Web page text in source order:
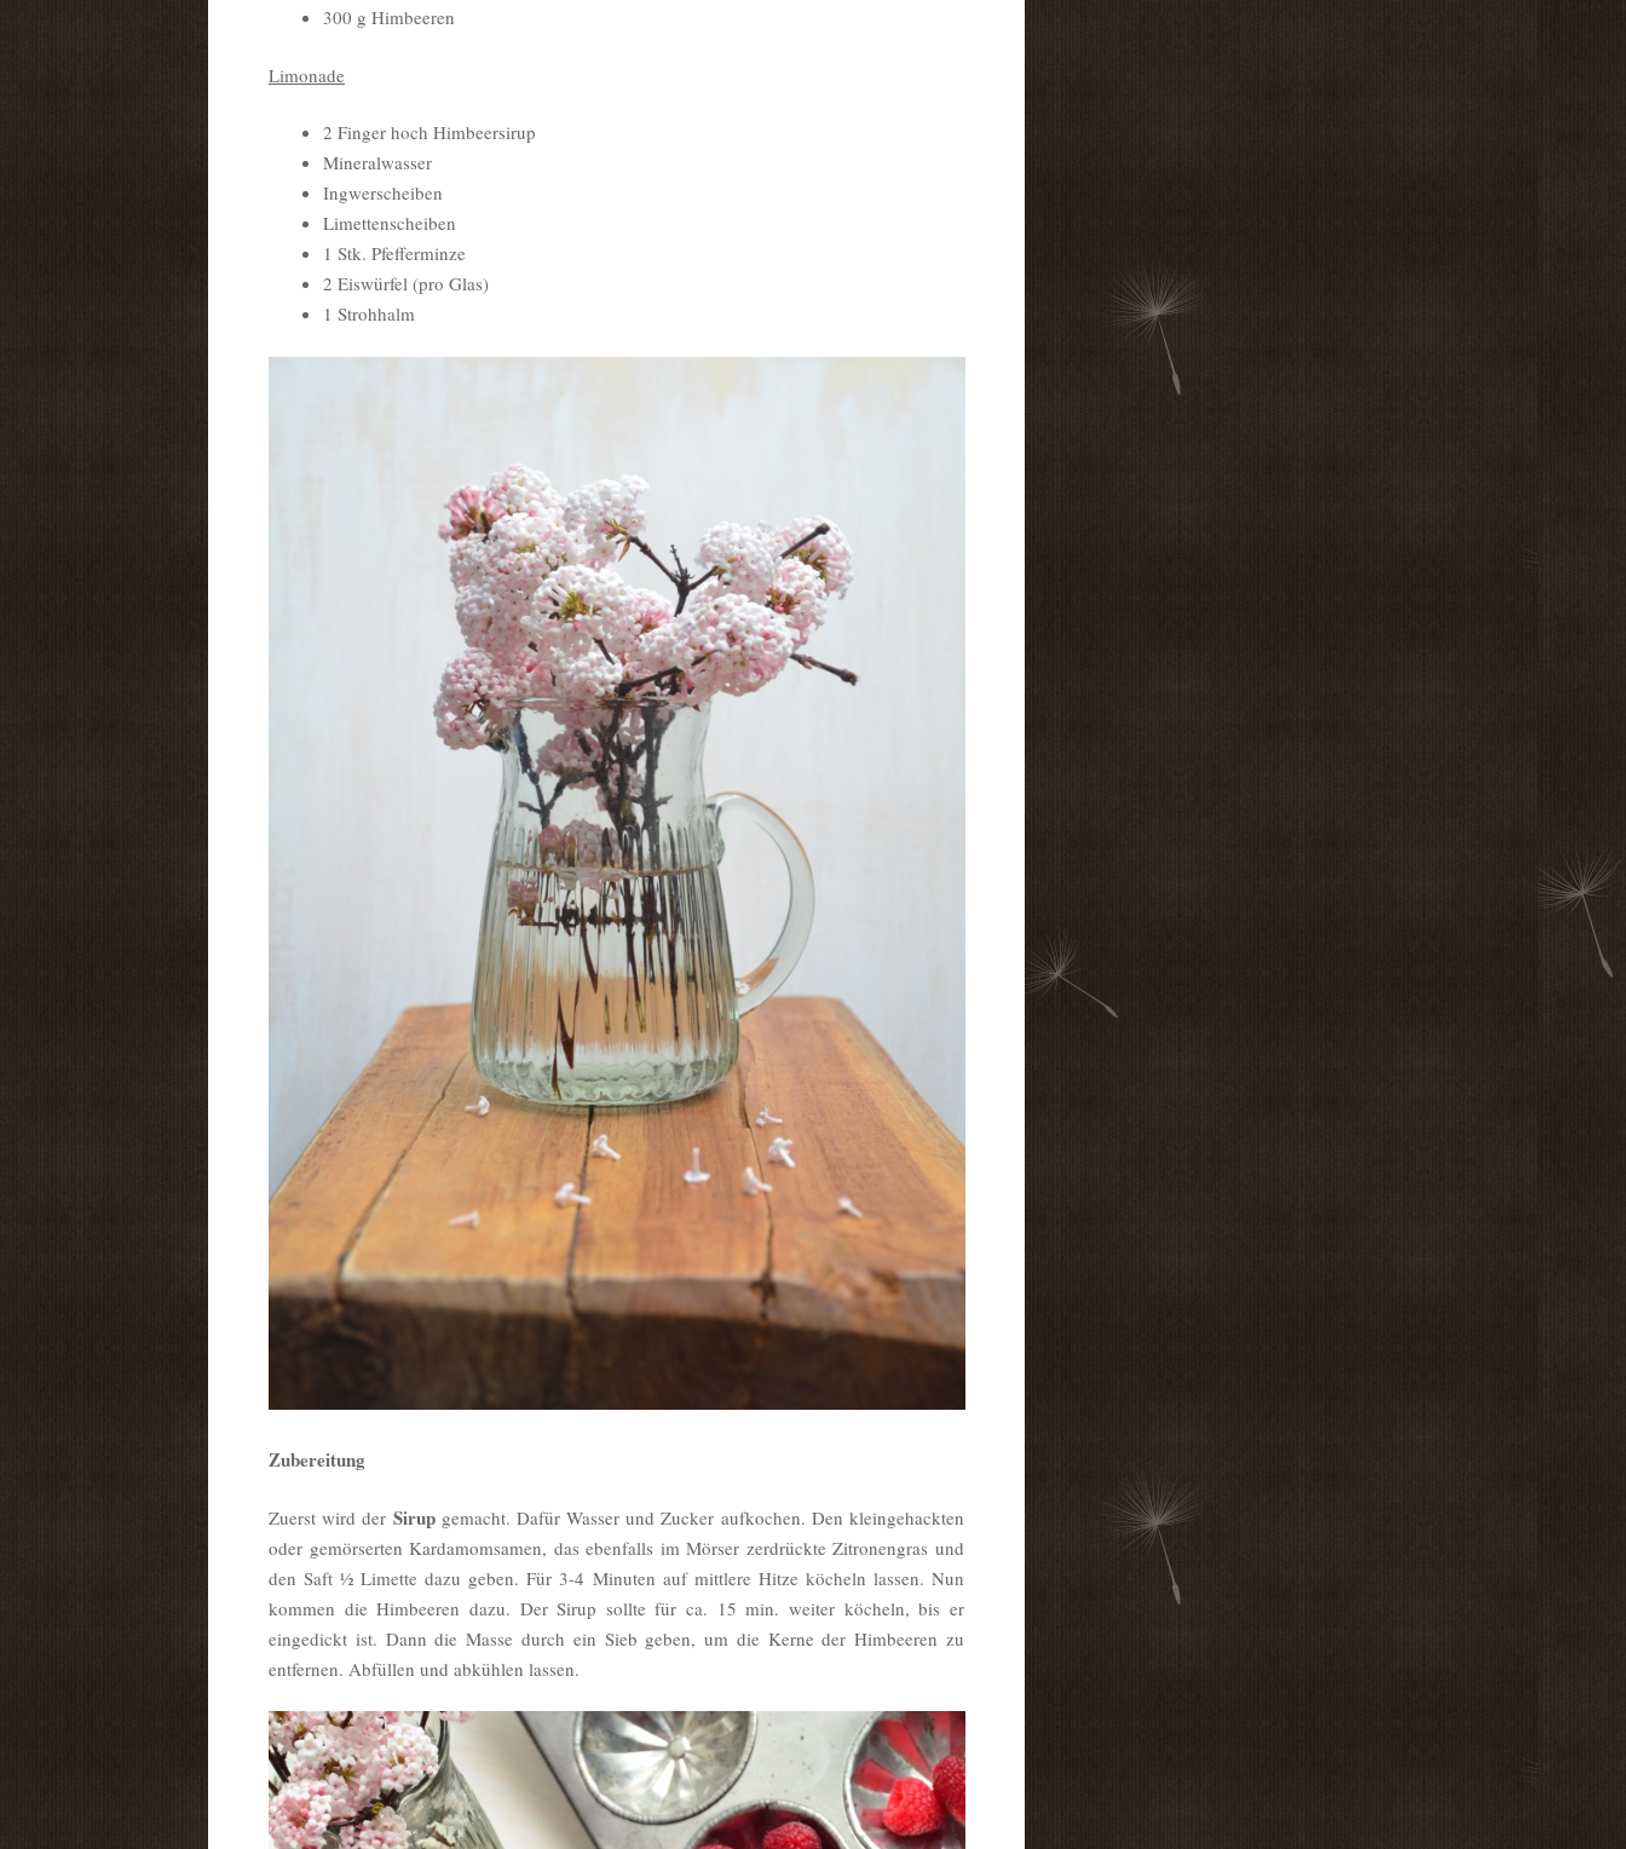
300 g Himbeeren
Limonade
2 Finger hoch Himbeersirup
Mineralwasser
Ingwerscheiben
Limettenscheiben
1 Stk. Pfefferminze
2 Eiswürfel (pro Glas)
1 Strohhalm
Zubereitung
Zuerst wird der Sirupgemacht. Dafür Wasser und Zucker aufkochen. Den kleingehackten
oder gemörserten Kardamomsamen, das ebenfalls im Mörser zerdrückte Zitronengras und
den Saft ½ Limette dazu geben. Für 3-4 Minuten auf mittlere Hitze köcheln lassen. Nun
kommen die Himbeeren dazu. Der Sirup sollte für ca. 15 min. weiter köcheln, bis er
eingedickt ist. Dann die Masse durch ein Sieb geben, um die Kerne der Himbeeren zu
entfernen. Abfüllen und abkühlen lassen.